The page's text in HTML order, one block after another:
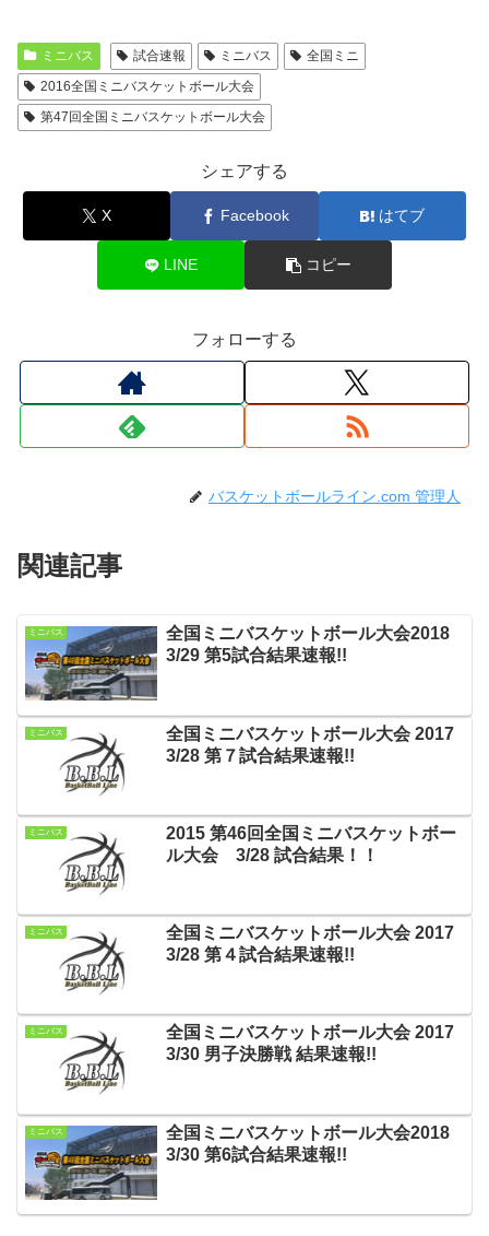
ミニバス 試合速報 ミニバス
全国ミニ
2016全国ミニバスケットボール大会
第47回全国ミニバスケットボール大会
シェアする
X Facebook はてブ
LINE コピー
フォローする
バスケットボールライン.com 管理人
関連記事
ミニバス
全国ミニバスケットボール大会2018
3/29 第5試合結果速報!!
ミニバス
全国ミニバスケットボール大会 2017
3/28 第７試合結果速報!!
ミニバス
2015 第46回全国ミニバスケットボー
ル大会 3/28 試合結果！！
ミニバス
全国ミニバスケットボール大会 2017
3/28 第４試合結果速報!!
ミニバス
全国ミニバスケットボール大会 2017
3/30 男子決勝戦 結果速報!!
ミニバス
全国ミニバスケットボール大会2018
3/30 第6試合結果速報!!